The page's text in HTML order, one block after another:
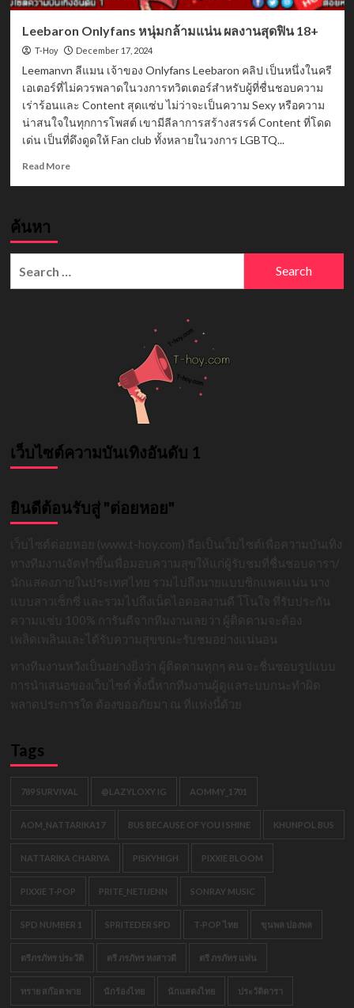
Leebaron Onlyfans หนุ่มกล้ามแน่น ผลงานสุดฟิน 18+
T-Hoy December 17, 2024
Leemanvn ลีแมน เจ้าของ Onlyfans Leebaron คลิป เป็นหนึ่งในครี
เอเตอร์ที่ไม่ควรพลาดในวงการทวิตเตอร์สำหรับผู้ที่ชื่นชอบความ
เร่าร้อนและ Content สุดแซ่บ ไม่ว่าจะเป็นความ Sexy หรือความ
น่าสนใจในทุกการโพสต์ เขามีลีลาการสร้างสรรค์ Content ที่โดด
เด่น เป็นที่ดึงดูดให้ Fan club ทั้งหลายในวงการ LGBTQ...
Read MoreRead
กล้าม
ค้นหา
เว็บไซต์ความบันเทิงอันดับ 1
ยินดีต้อนรับสู่ "ต่อยหอย"
เว็บไซต์ต่อยหอย (www.t-hoy.com) ถือเป็นเว็บไซต์เพื่อความบันเทิง
ทางทีมงานจัดทำขึ้นเพื่อมอบความสุขให้แก่ผู้รับชมที่ชื่นชอบดารา/
นักแสดงภายในประเทศไทย รวมไปถึงนายแบบซิกแพคแน่น นาง
แบบสาวเซ็กซี่ และรวมไปถึงเน็ตไอดอลงานดี โโนใจ ที่รับประกัน
ความแซ่บ 100% การันตีจากทีมงานเลยว่า ผู้ติดตามจะต้อง
เพลิดเพลินและได้รับความสุขขณะรับชมอย่างแน่นอน
ทางทีมงานหวังเป็นอย่างยิ่งว่า ผู้ติดตามทุกๆ คน จะชื่นชอบรูปแบบ
การนำเสนอของเว็บไซต์ ทั้งนี้หากทีมงานผู้ดูแลระบบกนะทำผิด
พลาดประการใด ต้องขออภัยมา ณ ที่แห่งนี้ด้วย
Tags
789 SURVIVAL @LAZYLOXY IG AOMMY_1701
AOM_NATTARIKA17 BUS BECAUSE OF YOU I SHINE KHUNPOL BUS
NATTARIKA CHARIYA PISKYHIGH PIXXIE BLOOM
PIXXIE T-POP PRITE_NETIJENN SONRAY MUSIC
SPD NUMBER 1 SPRITEDER SPD T-POP ไทย ขุนพล ปองพล
ตรีภรภัทร ประวัติ ตรี ภรภัทร หงสาวดี ตรี ภรภัทร แฟน
ทราย สก๊อต พาย นักร้องไทย นักแสดงไทย ประวัติดารา